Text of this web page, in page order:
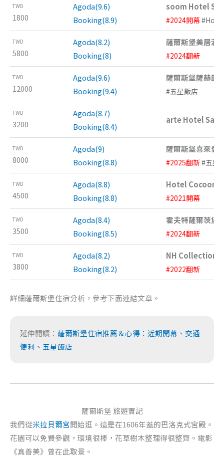
TWD
1800
Agoda(9.6)
Booking(8.9)
soom Hotel
#2024開幕
TWD
5800
Agoda(8.2)
Booking(8)
薩爾斯堡美居酒
#2024翻新
TWD
12000
Agoda(9.6)
Booking(9.4)
薩爾斯堡薩赫飯
#五星飯店
TWD
3200
Agoda(8.7)
Booking(8.4)
arte Hotel
TWD
8000
Agoda(9)
Booking(8.8)
薩爾斯堡喜來登
#2025翻新#五星
TWD
4500
Agoda(8.8)
Booking(8.8)
Hotel Cocoon
#2021開幕
TWD
3500
Agoda(8.4)
Booking(8.5)
霍夫特薩爾茨堡
#2024翻新
TWD
3800
Agoda(8.2)
Booking(8.2)
NH Collection
#2022翻新
詳細薩爾斯堡住宿分析，參考下面連結文章。
延伸閱讀： 薩爾斯堡住宿推薦＆心得：近期開幕、交通
便利、五星飯店
薩爾斯堡 旅遊實記
我們從米拉貝爾宮開始逛。這是在1606年蓋的巴洛克式宮殿。
花園可以免費參觀，環境很棒，花草樹木整理得很整齊。電影
《真善美》曾在此取景。